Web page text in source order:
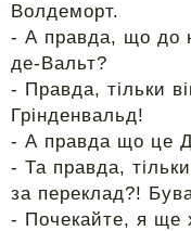
Волдеморт.
- А правда, що до
де-Вальт?
- Правда, тільки
Грінденвальд!
- А правда що це
- Та правда,
за переклад?!
- Почекайте, я ще